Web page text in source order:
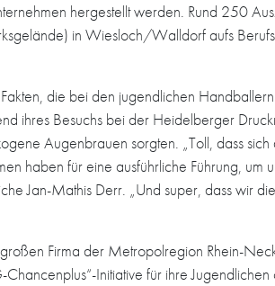
hergestellt werden. Rund 250
in Wiesloch/Walldorf aufs
die bei den jugendlichen
ihres Besuchs bei der Heidelberger
Augenbrauen sorgten. „Toll, dass
haben für eine ausführliche Führung, um
Jan-Mathis Derr. „Und super, dass wir
Firma der Metropolregion Rhein-
Initiative für ihre Jugendlichen